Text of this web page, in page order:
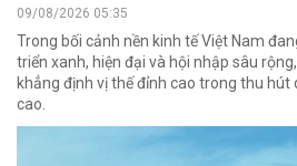
09/08/2026 05:35
Trong bối cảnh nền kinh tế Việt Nam
triển xanh, hiện đại và hội nhập sâu
khẳng định vị thế đỉnh cao trong thu hút
cao.